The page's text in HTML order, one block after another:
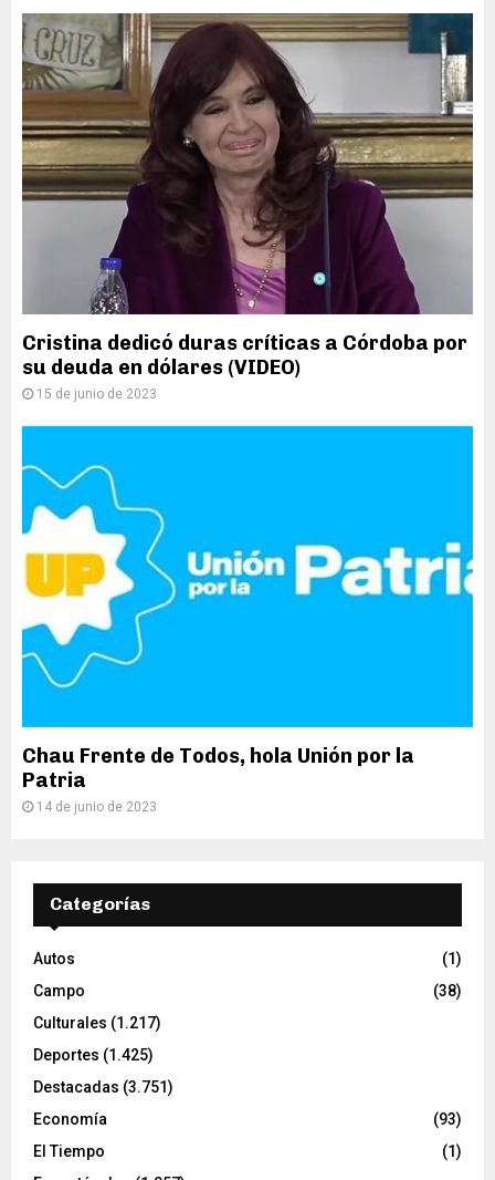
Cristina dedicó duras críticas a Córdoba por
su deuda en dólares (VIDEO)
15 de junio de 2023
Chau Frente de Todos, hola Unión por la
Patria
14 de junio de 2023
Categorías
Autos
(1)
Campo
(38)
Culturales (1.217)
Deportes (1.425)
Destacadas (3.751)
Economía
(93)
El Tiempo
(1)